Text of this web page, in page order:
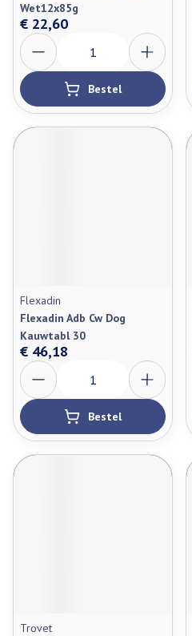
Wet12x85g
€ 22,60
Aantal
Bestel
Flexadin
Flexadin Adb Cw Dog
Kauwtabl 30
€ 46,18
Aantal
Bestel
Trovet